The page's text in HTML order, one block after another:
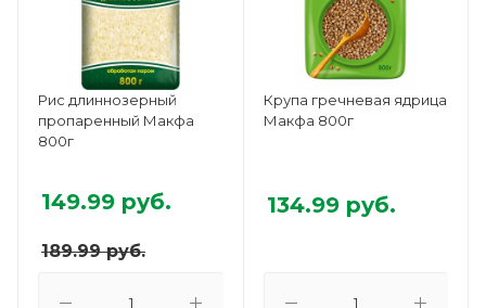
Рис длиннозерный
пропаренный Макфа
800г
189.99руб.
149.99 руб.
Крупа гречневая ядрица
Макфа 800г
134.99руб.